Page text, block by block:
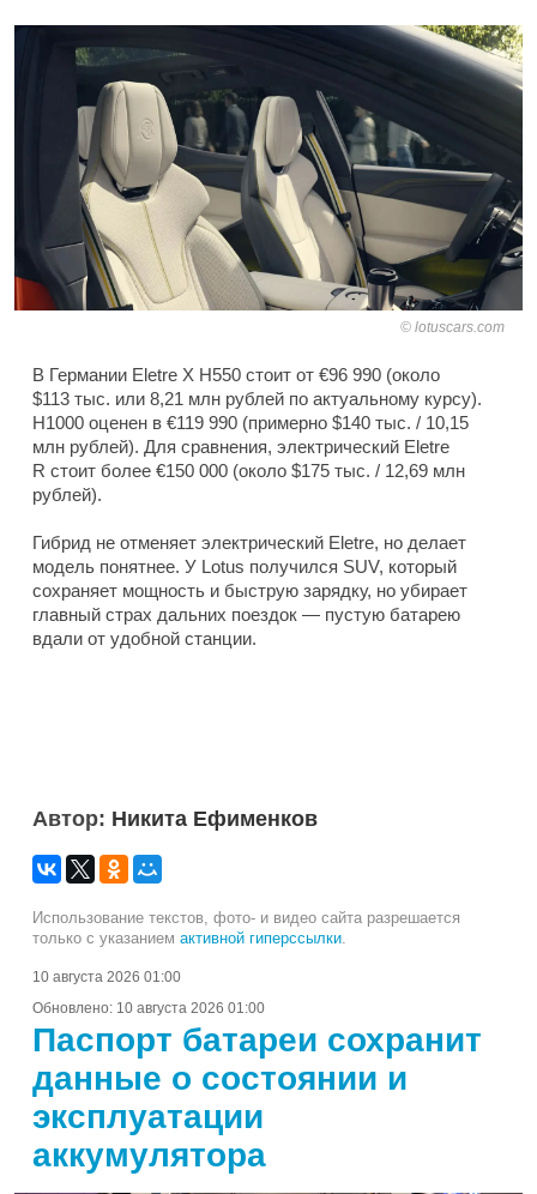
lotuscars.com
В Германии Eletre X H550 стоит от €96 990 (около
$113 тыс. или 8,21 млн рублей по актуальному курсу).
H1000 оценен в €119 990 (примерно $140 тыс. / 10,15
млн рублей). Для сравнения, электрический Eletre
R стоит более €150 000 (около $175 тыс. / 12,69 млн
рублей).
Гибрид не отменяет электрический Eletre, но делает
модель понятнее. У Lotus получился SUV, который
сохраняет мощность и быструю зарядку, но убирает
главный страх дальних поездок — пустую батарею
вдали от удобной станции.
Автор: Никита Ефименков
Использование текстов, фото- и видео сайта разрешается
только с указанием активной гиперссылки.
10 августа 2026 01:00
Обновлено: 10 августа 2026 01:00
Паспорт батареи сохранит
данные о состоянии и
эксплуатации
аккумулятора